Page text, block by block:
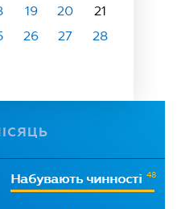
19 20
21
26 27
28
Набувають чинності 48